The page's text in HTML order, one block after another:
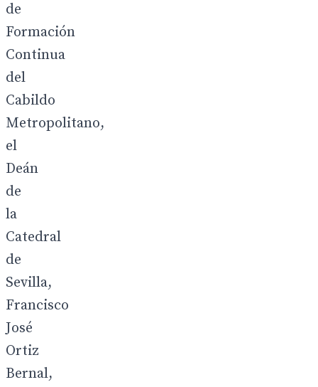
de
Formación
Continua
del
Cabildo
Metropolitano,
el
Deán
de
la
Catedral
de
Sevilla,
Francisco
José
Ortiz
Bernal,